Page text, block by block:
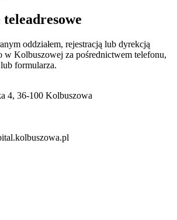
teleadresowe
oddziałem, rejestracją lub dyrekcją
w Kolbuszowej za pośrednictwem telefonu,
formularza.
4, 36-100 Kolbuszowa